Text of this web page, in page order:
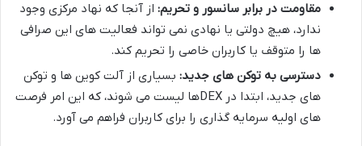
مقاومت در برابر سانسور و تحریم: از آنجا که نهاد مرکزی وجود
ندارد، هیچ دولتی یا نهادی نمی تواند فعالیت های این صرافی
ها را متوقف یا کاربران خاصی را تحریم کند.
دسترسی به توکن های جدید: بسیاری از آلت کوین ها و توکن
های جدید، ابتدا در DEXها لیست می شوند، که این امر فرصت
های اولیه سرمایه گذاری را برای کاربران فراهم می آورد.